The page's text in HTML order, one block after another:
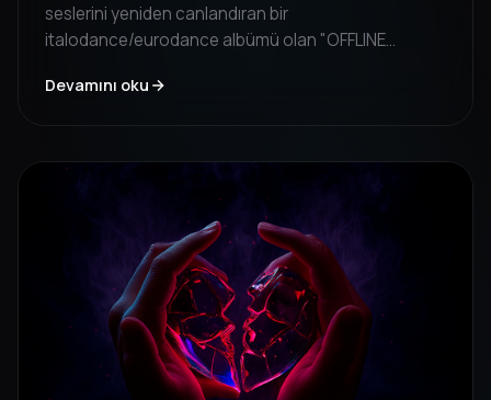
seslerini yeniden canlandıran bir
italodance/eurodance albümü olan "OFFLINE
pist nostaljisi arasında sürükleyici bir yolculuk
Devamını oku